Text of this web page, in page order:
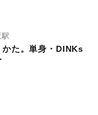
駅
かた。単身・DINKs